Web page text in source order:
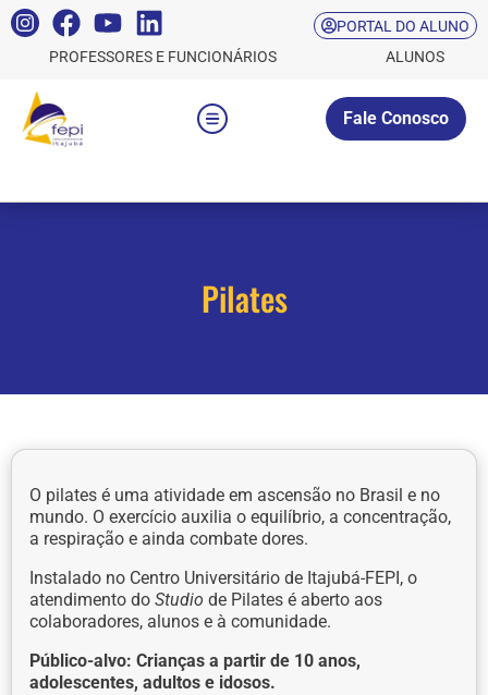
PORTAL DO ALUNO
PROFESSORES E FUNCIONÁRIOS
ALUNOS
Fale Conosco
Pilates
O pilates é uma atividade em ascensão no Brasil e no
mundo. O exercício auxilia o equilíbrio, a concentração,
a respiração e ainda combate dores.
Instalado no Centro Universitário de Itajubá-FEPI, o
atendimento do Studio de Pilates é aberto aos
colaboradores, alunos e à comunidade.
Público-alvo: Crianças a partir de 10 anos,
adolescentes, adultos e idosos.